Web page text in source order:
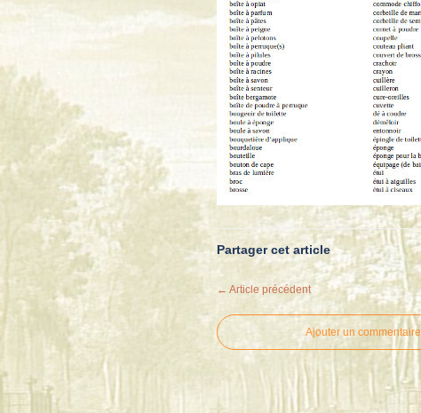
Partager cet article
← Article précédent
Ajouter un commentaire